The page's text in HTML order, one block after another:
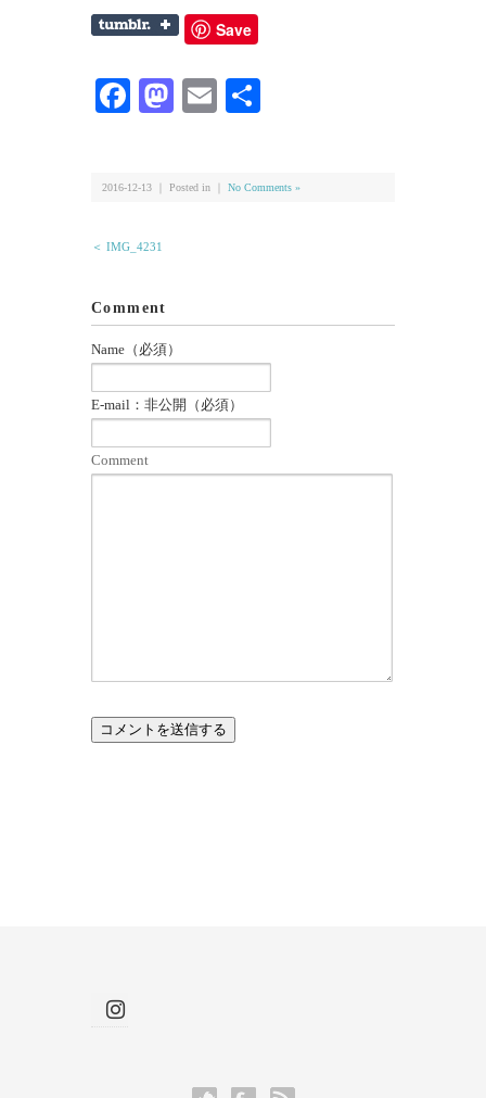
Save
Facebook
Mastodon
Email
2016-12-13 ｜ Posted in ｜ No Comments »
＜ IMG_4231
Comment
Name（必須）
E-mail：非公開（必須）
Comment